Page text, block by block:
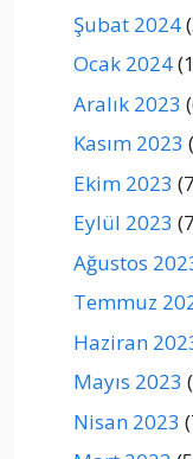
Şubat 2024
Ocak 2024
Aralık 2023
Kasım 2023
Ekim 2023
Eylül 2023
Ağustos
Temmuz
Haziran
Mayıs 2023
Nisan 2023